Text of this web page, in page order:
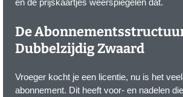
en de prijskaartjes weerspiegelen dat.
De
Dubbelzijdig Zwaard
Vroeger kocht je een licentie, nu is het
abonnement. Dit heeft voor- en nadelen